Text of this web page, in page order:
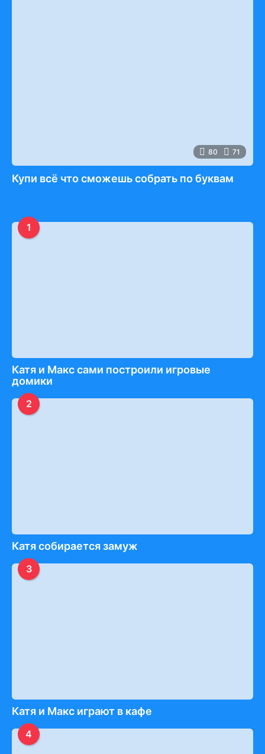
80 71
Купи всё что сможешь собрать по буквам
1
Катя и Макс сами построили игровые
домики
2
Катя собирается замуж
3
Катя и Макс играют в кафе
4